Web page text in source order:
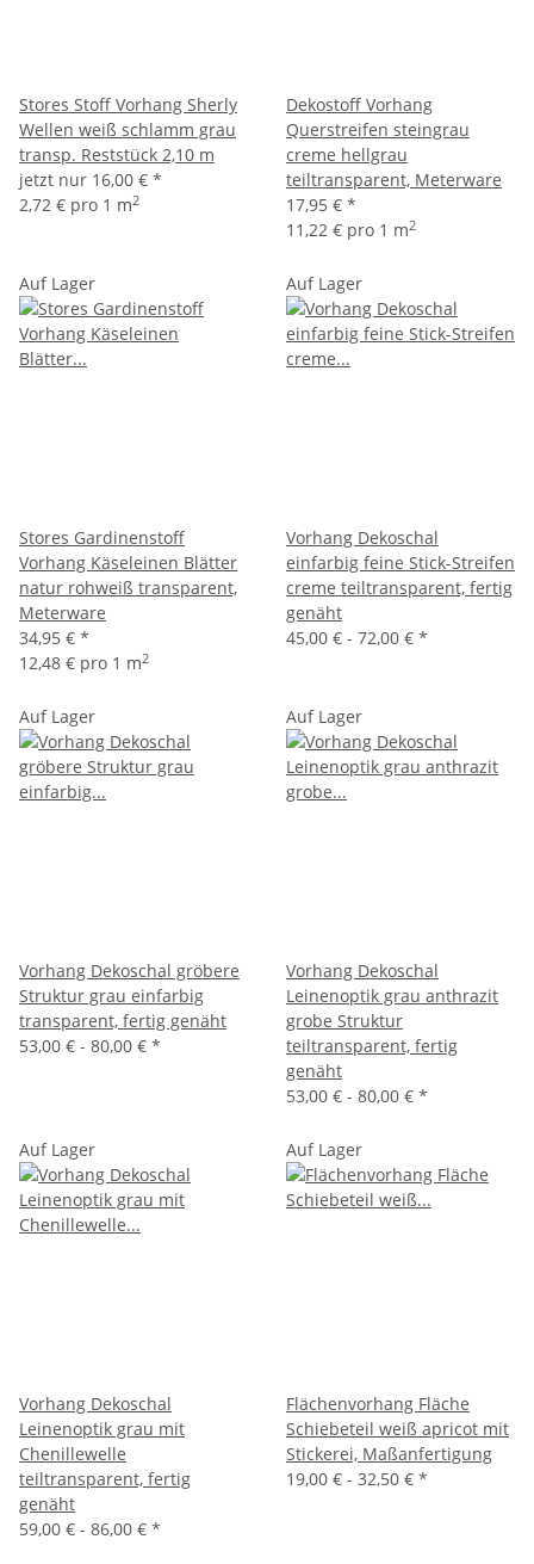
Stores Stoff Vorhang Sherly
Wellen weiß schlamm grau
transp. Reststück 2,10 m
jetzt nur 16,00 € *
2,72 € pro 1 m2
Dekostoff Vorhang
Querstreifen steingrau
creme hellgrau
teiltransparent, Meterware
17,95 € *
11,22 € pro 1 m2
Auf Lager
Stores Gardinenstoff
Vorhang Käseleinen Blätter
natur rohweiß transparent,
Meterware
34,95 € *
12,48 € pro 1 m2
Auf Lager
Vorhang Dekoschal
einfarbig feine Stick-Streifen
creme teiltransparent, fertig
genäht
45,00 € - 72,00 € *
Auf Lager
Vorhang Dekoschal gröbere
Struktur grau einfarbig
transparent, fertig genäht
53,00 € - 80,00 € *
Auf Lager
Vorhang Dekoschal
Leinenoptik grau anthrazit
grobe Struktur
teiltransparent, fertig
genäht
53,00 € - 80,00 € *
Auf Lager
Vorhang Dekoschal
Leinenoptik grau mit
Chenillewelle
teiltransparent, fertig
genäht
59,00 € - 86,00 € *
Auf Lager
Flächenvorhang Fläche
Schiebeteil weiß apricot mit
Stickerei, Maßanfertigung
19,00 € - 32,50 € *